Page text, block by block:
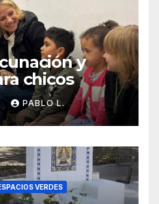
y
chicos
PABLO L.
VERDES